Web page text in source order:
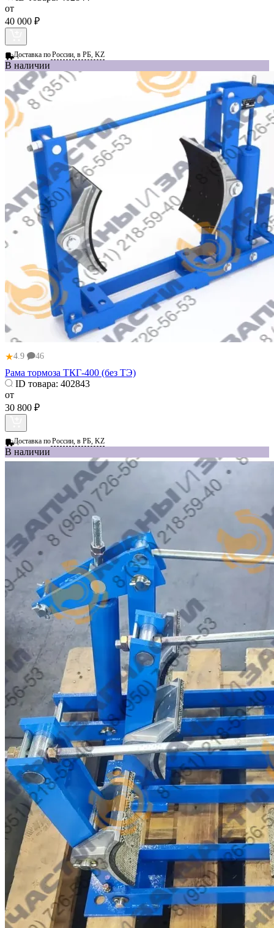
от
40 000 ₽
Доставка поРоссии, в РБ, KZ
В наличии
★4.9 46
Рама тормоза ТКГ-400 (без ТЭ)
ID товара: 402843
от
30 800 ₽
Доставка поРоссии, в РБ, KZ
В наличии